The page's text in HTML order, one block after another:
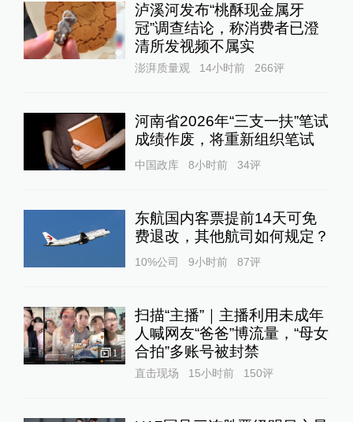
泸溪河发布“桃酥现金属牙
冠”调查结论，称消费者已澄
清所发视频不属实
澎湃质量观 14小时前 266评
河南省2026年“三支一扶”笔试
成绩作废，将重新组织笔试
中国政库 8小时前 34评
东航国内客票提前14天可免
费退改，其他航司如何规定？
10%公司 9小时前 87评
1
扫描“主播”｜主播利用未成年
人喊网友“爸爸”博流量，“母女
合拍”多账号被封禁
直击现场 15小时前 150评